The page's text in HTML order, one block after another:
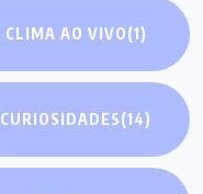
CLIMA AO VIVO(1)
CURIOSIDADES(14)